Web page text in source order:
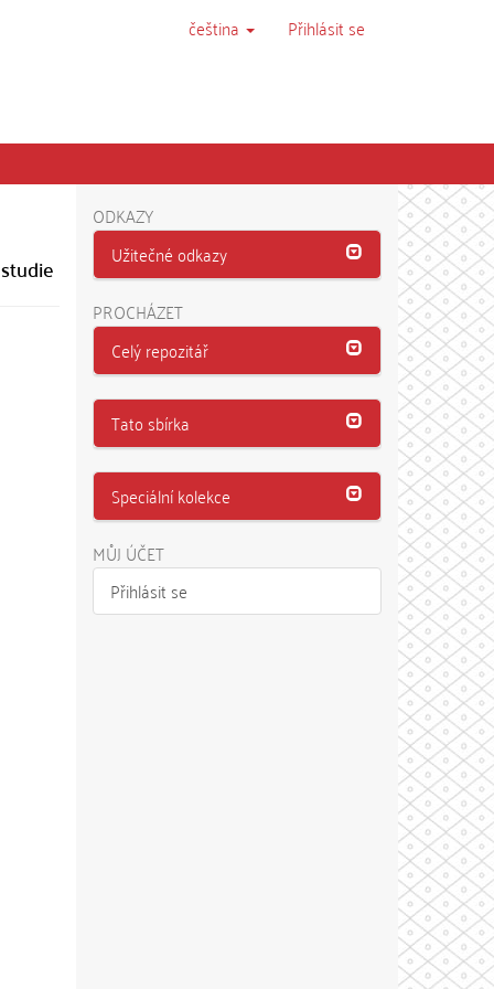
čeština Přihlásit se
ODKAZY
Užitečné odkazy
PROCHÁZET
Celý repozitář
Tato sbírka
Speciální kolekce
MŮJ ÚČET
Přihlásit se